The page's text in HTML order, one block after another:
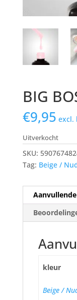
BIG
€9,95 excl.
Uitverkocht
SKU:
Tag: Beige /
kleur
Beige /